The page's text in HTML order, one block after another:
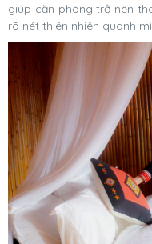
giúp căn phòng trở nên
rõ nét thiên nhiên quanh